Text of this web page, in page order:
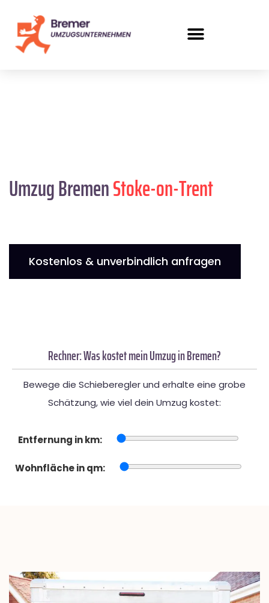
Umzug BremenStoke-on-Trent
Kostenlos & unverbindlich anfragen
Rechner: Was kostet mein Umzug in Bremen?
Bewege die Schieberegler und erhalte eine grobe
Schätzung, wie viel dein Umzug kostet:
Entfernung in km:
Wohnfläche in qm: